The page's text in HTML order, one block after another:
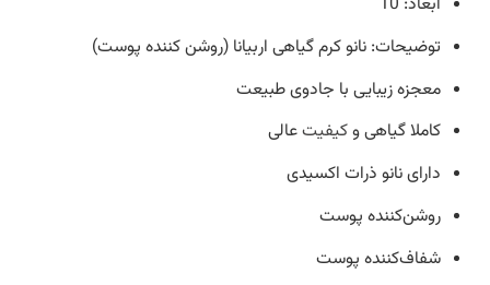
توضیحات: نانو کرم گیاهی اربیانا (روشن کننده پوست)
معجزه زیبایی با جادوی طبیعت
کاملا گیاهی وکیفیتعالی
دارای نانو ذرات اکسیدی
روشن‌کننده پوست
شفاف‌کننده پوست